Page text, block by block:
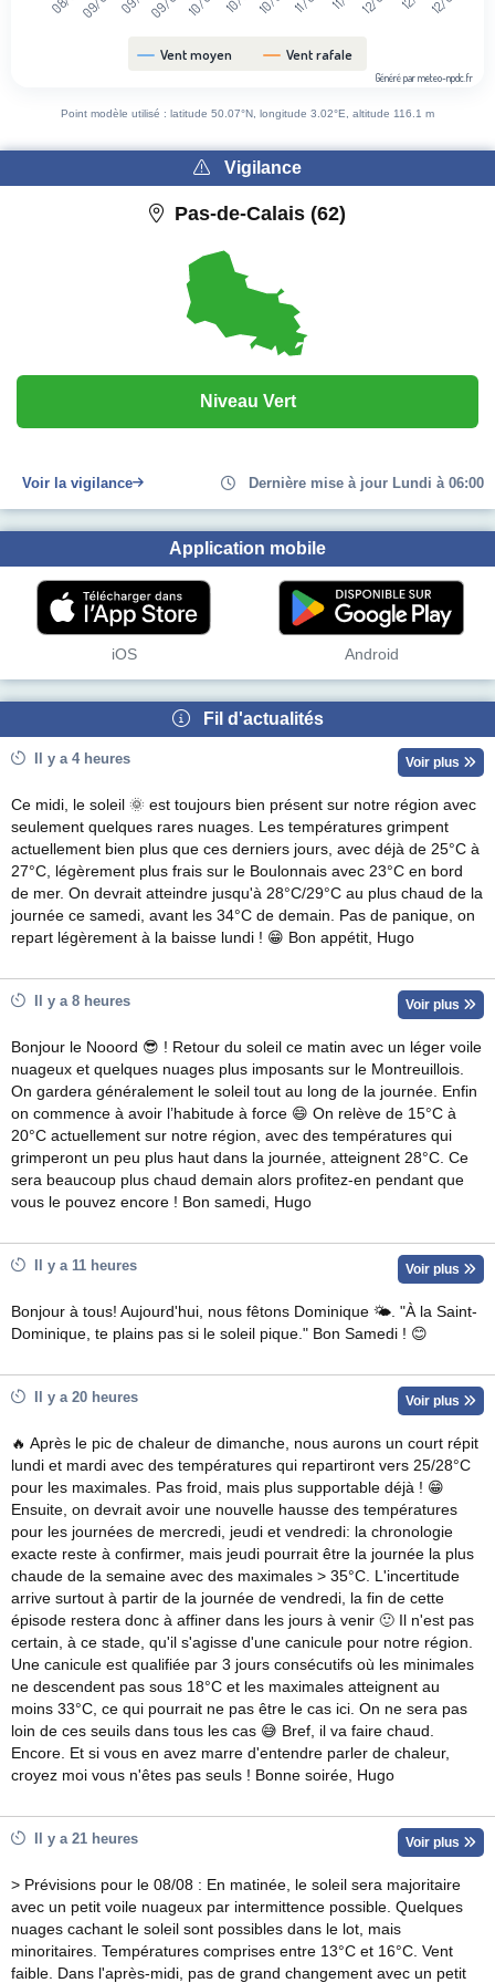
Vent moyen Vent rafale
Généré par meteo-npdc.fr
Point modèle utilisé : latitude 50.07°N, longitude 3.02°E, altitude 116.1 m
Vigilance
Pas-de-Calais (62)
Niveau Vert
Voir la vigilance Dernière mise à jour Lundi à 06:00
Application mobile
iOS Android
Fil d'actualités
Il y a 4 heures Voir plus
Ce midi, le soleil 🌞 est toujours bien présent sur notre région avec
seulement quelques rares nuages. Les températures grimpent
actuellement bien plus que ces derniers jours, avec déjà de 25°C à
27°C, légèrement plus frais sur le Boulonnais avec 23°C en bord
de mer. On devrait atteindre jusqu'à 28°C/29°C au plus chaud de la
journée ce samedi, avant les 34°C de demain. Pas de panique, on
repart légèrement à la baisse lundi ! 😁 Bon appétit, Hugo
Il y a 8 heures Voir plus
Bonjour le Nooord 😎 ! Retour du soleil ce matin avec un léger voile
nuageux et quelques nuages plus imposants sur le Montreuillois.
On gardera généralement le soleil tout au long de la journée. Enfin
on commence à avoir l’habitude à force 😄 On relève de 15°C à
20°C actuellement sur notre région, avec des températures qui
grimperont un peu plus haut dans la journée, atteignent 28°C. Ce
sera beaucoup plus chaud demain alors profitez-en pendant que
vous le pouvez encore ! Bon samedi, Hugo
Il y a 11 heures Voir plus
Bonjour à tous! Aujourd'hui, nous fêtons Dominique 🌤. "À la Saint-
Dominique, te plains pas si le soleil pique." Bon Samedi ! 😊
Il y a 20 heures Voir plus
🔥 Après le pic de chaleur de dimanche, nous aurons un court répit
lundi et mardi avec des températures qui repartiront vers 25/28°C
pour les maximales. Pas froid, mais plus supportable déjà ! 😁
Ensuite, on devrait avoir une nouvelle hausse des températures
pour les journées de mercredi, jeudi et vendredi: la chronologie
exacte reste à confirmer, mais jeudi pourrait être la journée la plus
chaude de la semaine avec des maximales > 35°C. L'incertitude
arrive surtout à partir de la journée de vendredi, la fin de cette
épisode restera donc à affiner dans les jours à venir 🙂 Il n'est pas
certain, à ce stade, qu'il s'agisse d'une canicule pour notre région.
Une canicule est qualifiée par 3 jours consécutifs où les minimales
ne descendent pas sous 18°C et les maximales atteignent au
moins 33°C, ce qui pourrait ne pas être le cas ici. On ne sera pas
loin de ces seuils dans tous les cas 😅 Bref, il va faire chaud.
Encore. Et si vous en avez marre d'entendre parler de chaleur,
croyez moi vous n'êtes pas seuls ! Bonne soirée, Hugo
Il y a 21 heures Voir plus
> Prévisions pour le 08/08 : En matinée, le soleil sera majoritaire
avec un petit voile nuageux par intermittence possible. Quelques
nuages cachant le soleil sont possibles dans le lot, mais
minoritaires. Températures comprises entre 13°C et 16°C. Vent
faible. Dans l'après-midi, pas de grand changement avec un petit